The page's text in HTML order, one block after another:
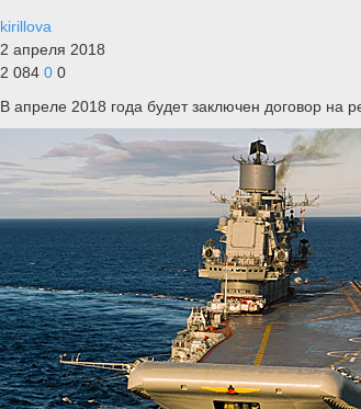
kirillova
2 апреля 2018
2 084 0 0
В апреле 2018 года будет заключен договор на